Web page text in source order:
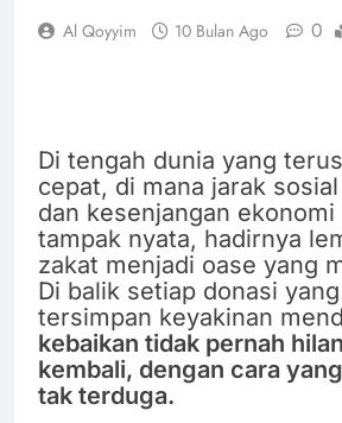
Al Qoyyim 10 Bulan Ago 0
Di tengah dunia yang
cepat, di mana jarak
dan kesenjangan ekonomi
tampak nyata, hadirnya
zakat menjadi oase yang
Di balik setiap donasi
tersimpan keyakinan
kebaikan tidak pernah
kembali, dengan cara
tak terduga.